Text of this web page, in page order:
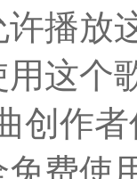
播放
这个
创作
费使